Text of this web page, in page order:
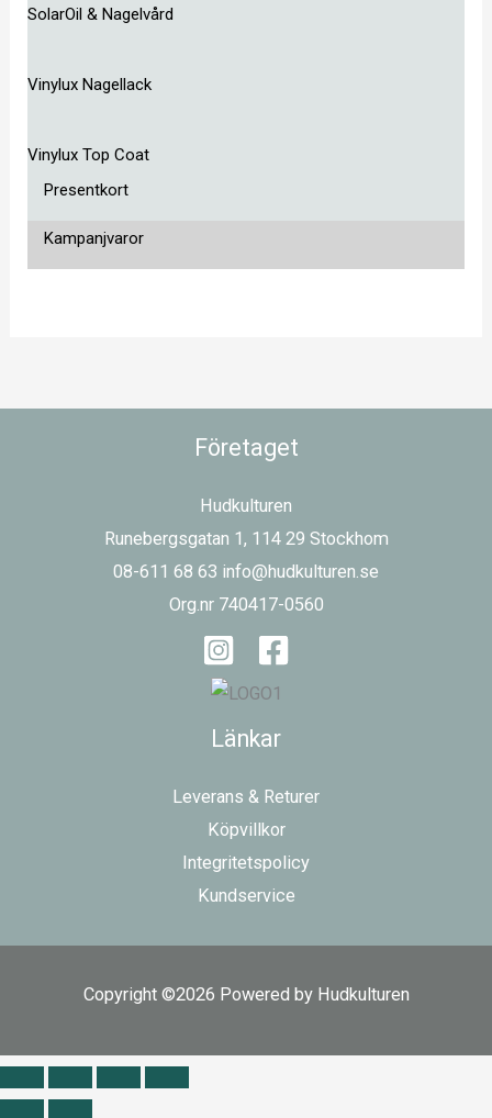
SolarOil & Nagelvård
Vinylux Nagellack
Vinylux Top Coat
Presentkort
Kampanjvaror
Företaget
Hudkulturen
Runebergsgatan 1, 114 29 Stockhom
08-611 68 63 info@hudkulturen.se
Org.nr 740417-0560
Länkar
Leverans & Returer
Köpvillkor
Integritetspolicy
Kundservice
Copyright ©2026 Powered by Hudkulturen